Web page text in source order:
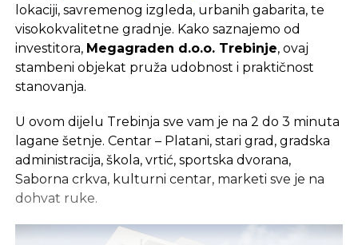
lokaciji, savremenog izgleda, urbanih gabarita, te
visokokvalitetne gradnje. Kako saznajemo od
investitora, Megagraden d.o.o. Trebinje, ovaj
stambeni objekat pruža udobnost i praktičnost
stanovanja.
U ovom dijelu Trebinja sve vam je na 2 do 3 minuta
lagane šetnje. Centar – Platani, stari grad, gradska
administracija, škola, vrtić, sportska dvorana,
Saborna crkva, kulturni centar, marketi sve je na
dohvat ruke.